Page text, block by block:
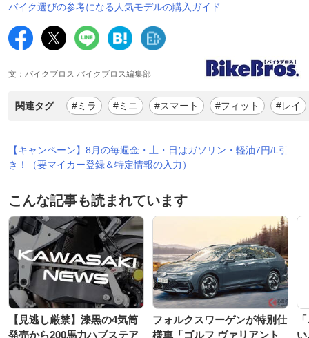
バイク選びの参考になる人気モデルの購入ガイド
文：バイクブロス バイクブロス編集部
関連タグ #ミラ #ミニ #スマート #フィット #レイ
【キャンペーン】8月の毎週金・土・日はガソリン・軽油7円/L引
き！（要マイカー登録＆特定情報の入力）
こんな記事も読まれています
【見逃し厳禁】漆黒の4気筒
発売から200馬力ハブステア
フォルクスワーゲンが特別仕
様車「ゴルフ ヴァリアント